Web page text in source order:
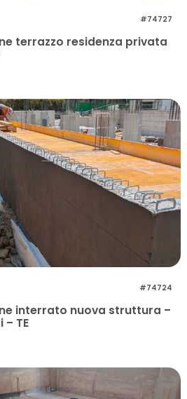
#74727
terrazzo residenza privata
#74724
interrato nuova struttura –
– TE